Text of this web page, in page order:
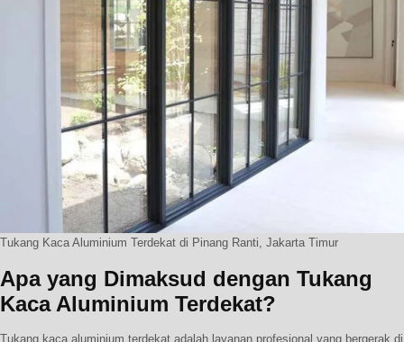
Tukang Kaca Aluminium Terdekat di Pinang Ranti, Jakarta Timur
Apa yang Dimaksud dengan Tukang
Kaca Aluminium Terdekat?
Tukang kaca aluminium terdekat adalah layanan profesional yang bergerak di